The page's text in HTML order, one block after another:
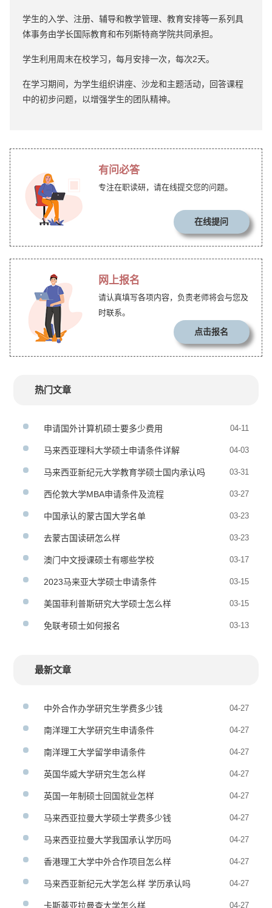
学生的入学、注册、辅导和教学管理、教育安排等一系列具
体事务由学长国际教育和布列斯特商学院共同承担。
学生利用周末在校学习，每月安排一次，每次2天。
在学习期间，为学生组织讲座、沙龙和主题活动，回答课程
中的初步问题，以增强学生的团队精神。
有问必答
专注在职读研，请在线提交您的问题。
在线提问
网上报名
请认真填写各项内容，负责老师将会与您及
时联系。
点击报名
热门文章
申请国外计算机硕士要多少费用 04-11
马来西亚理科大学硕士申请条件详解 04-03
马来西亚新纪元大学教育学硕士国内承认吗 03-31
西伦敦大学MBA申请条件及流程 03-27
中国承认的蒙古国大学名单 03-23
去蒙古国读研怎么样 03-23
澳门中文授课硕士有哪些学校 03-17
2023马来亚大学硕士申请条件 03-15
美国菲利普斯研究大学硕士怎么样 03-15
免联考硕士如何报名 03-13
最新文章
中外合作办学研究生学费多少钱 04-27
南洋理工大学研究生申请条件 04-27
南洋理工大学留学申请条件 04-27
英国华威大学研究生怎么样 04-27
英国一年制硕士回国就业怎样 04-27
马来西亚拉曼大学硕士学费多少钱 04-27
马来西亚拉曼大学我国承认学历吗 04-27
香港理工大学中外合作项目怎么样 04-27
马来西亚新纪元大学怎么样 学历承认吗 04-27
卡斯蒂亚拉曼查大学怎么样 04-27